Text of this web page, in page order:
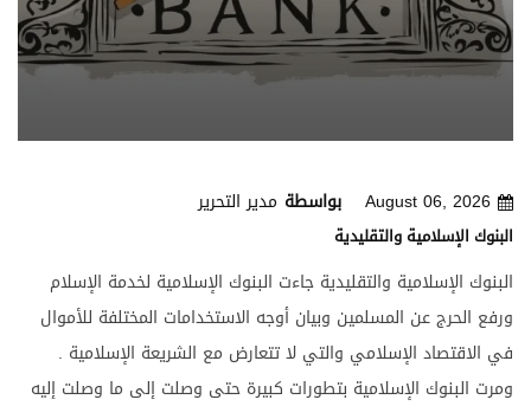
بواسطة مدير التحرير August 06, 2026
البنوك الإسلامية والتقليدية
البنوك الإسلامية والتقليدية جاءت البنوك الإسلامية لخدمة الإسلام
ورفع الحرج عن المسلمين وبيان أوجه الاستخدامات المختلفة للأموال
في الاقتصاد الإسلامي والتي لا تتعارض مع الشريعة الإسلامية .
ومرت البنوك الإسلامية بتطورات كبيرة حتى وصلت إلى ما وصلت إليه